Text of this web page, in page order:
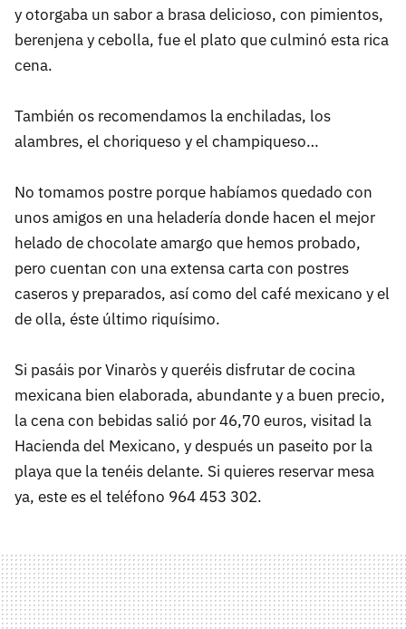
y otorgaba un sabor a brasa delicioso, con pimientos,
berenjena y cebolla, fue el plato que culminó esta rica
cena.
También os recomendamos la enchiladas, los
alambres, el choriqueso y el champiqueso…
No tomamos postre porque habíamos quedado con
unos amigos en una heladería donde hacen el mejor
helado de chocolate amargo que hemos probado,
pero cuentan con una extensa carta con postres
caseros y preparados, así como del café mexicano y el
de olla, éste último riquísimo.
Si pasáis por Vinaròs y queréis disfrutar de cocina
mexicana bien elaborada, abundante y a buen precio,
la cena con bebidas salió por 46,70 euros, visitad la
Hacienda del Mexicano, y después un paseito por la
playa que la tenéis delante. Si quieres reservar mesa
ya, este es el teléfono 964 453 302.